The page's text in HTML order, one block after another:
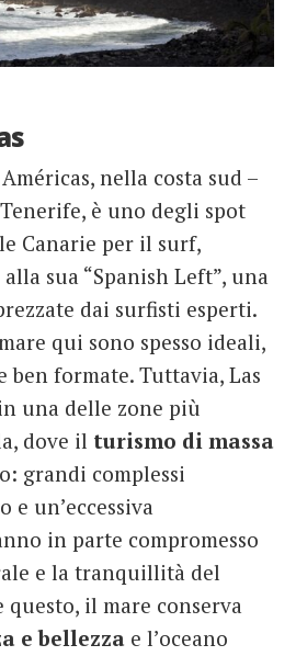
nella costa sud –
è uno degli spot
Canarie per il surf,
sua “Spanish Left”, una
dai surfisti esperti.
qui sono spesso ideali,
ben formate. Tuttavia, Las
una delle zone più
dove il turismo di massa
grandi complessi
un’eccessiva
in parte compromesso
e la tranquillità del
il mare conserva
e bellezza e l’oceano